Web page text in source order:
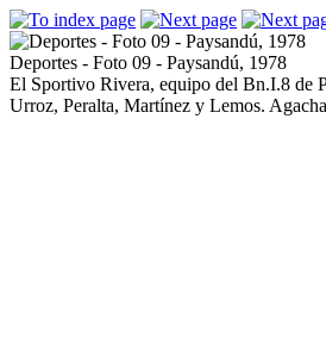
Deportes - Foto 09 - Paysandú, 1978
El Sportivo Rivera, equipo del Bn.I.8 de
Urroz, Peralta, Martínez y Lemos.